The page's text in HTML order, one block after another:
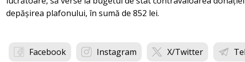
depășirea plafonului, în sumă de 852 lei.
Facebook Instagram X/Twitter